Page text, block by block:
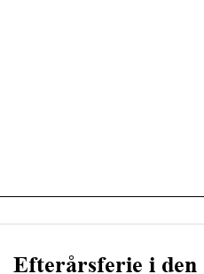
Efterårsferie i den